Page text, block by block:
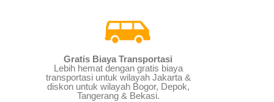
Gratis Biaya Transportasi
Lebih hemat dengan gratis biaya
transportasi untuk wilayah Jakarta &
diskon untuk wilayah Bogor, Depok,
Tangerang & Bekasi.